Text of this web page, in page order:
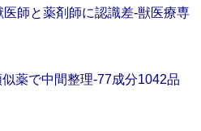
医師と薬剤師に認識差‐獣医療専
薬で中間整理‐77成分1042品